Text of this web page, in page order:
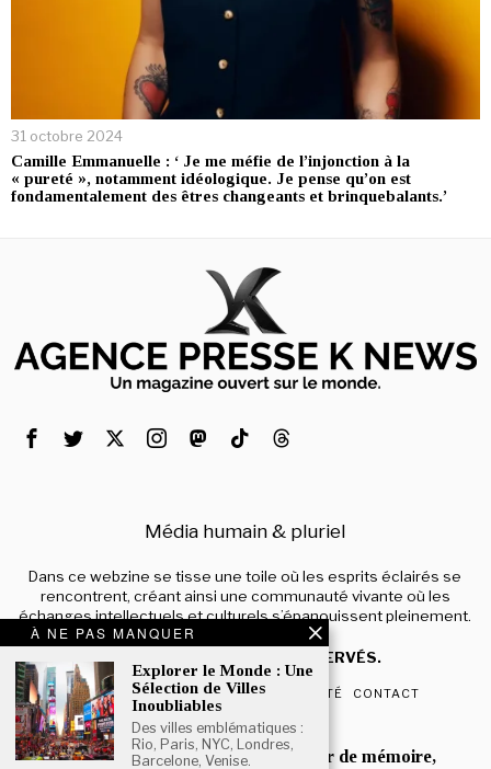
31 octobre 2024
Camille Emmanuelle : ‘ Je me méfie de l’injonction à la
« pureté », notamment idéologique. Je pense qu’on est
fondamentalement des êtres changeants et brinquebalants.’
Média humain & pluriel
Dans ce webzine se tisse une toile où les esprits éclairés se
rencontrent, créant ainsi une communauté vivante où les
échanges intellectuels et culturels s’épanouissent pleinement.
© 2024 – TOUS DROITS RÉSERVÉS.
QUI SOMMES-NOUS CONFIDENTIALITÉ CONTACT
POPULAIRE
Mona Jafarian :’Un devoir de mémoire,
À NE PAS MANQUER
Explorer le Monde : Une
Sélection de Villes
Inoubliables
Des villes emblématiques :
Rio, Paris, NYC, Londres,
Barcelone, Venise.